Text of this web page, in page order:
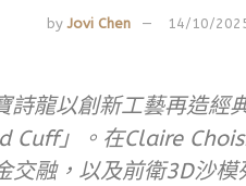
by Jovi Chen 14/10/
詩龍以創新工藝再造
Cuff」。在Claire
交融，以及前衛3D沙